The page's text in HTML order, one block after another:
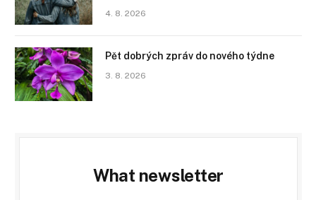
4. 8. 2026
Pět dobrých zpráv do nového týdne
3. 8. 2026
What newsletter